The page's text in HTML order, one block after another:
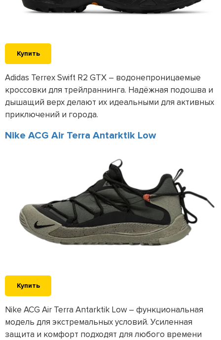
Купить
Adidas Terrex Swift R2 GTX – водонепроницаемые
кроссовки для трейлраннинга. Надёжная подошва и
дышащий верх делают их идеальными для активных
приключений и города.
Nike ACG Air Terra Antarktik Low
Купить
Nike ACG Air Terra Antarktik Low – функциональная
модель для экстремальных условий. Усиленная
защита и комфорт подходят для любого времени